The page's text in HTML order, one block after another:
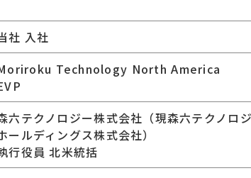
社 入社
Technology North America
六テクノロジー株式会社（現森六テクノロ
ールディングス株式会社）
行役員 北米統括